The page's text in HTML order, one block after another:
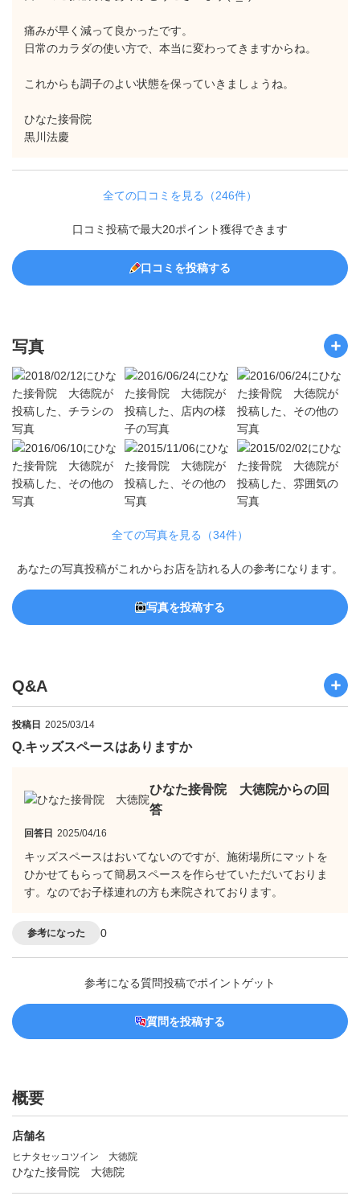
痛みが早く減って良かったです。
日常のカラダの使い方で、本当に変わってきますからね。
これからも調子のよい状態を保っていきましょうね。
ひなた接骨院
黒川法慶
全ての口コミを見る（246件）
口コミ投稿で最大20ポイント獲得できます
口コミを投稿する
写真
全ての写真を見る（34件）
あなたの写真投稿がこれからお店を訪れる人の参考になります。
写真を投稿する
Q&A
投稿日 2025/03/14
Q.キッズスペースはありますか
ひなた接骨院 大徳院からの回
答
回答日 2025/04/16
キッズスペースはおいてないのですが、施術場所にマットを
ひかせてもらって簡易スペースを作らせていただいておりま
す。なのでお子様連れの方も来院されております。
参考になった 0
参考になる質問投稿でポイントゲット
質問を投稿する
概要
店舗名
ヒナタセッコツイン 大徳院
ひなた接骨院 大徳院